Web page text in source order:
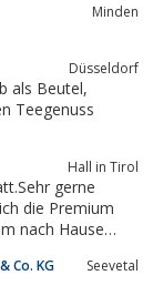
Minden
Düsseldorf
Teegenuss
Hall in Tirol
gerne
die Premium
nach Hause
Co. KG Seevetal